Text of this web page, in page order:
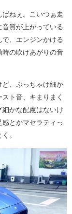
ねぇ。こいつぁ走
質が上がっている
、エンジンかける
時の吹けあがりの音
ど、ぶっちゃけ細か
ト音、キまりまく
かな配慮はないけ
とかマセラティっ
。